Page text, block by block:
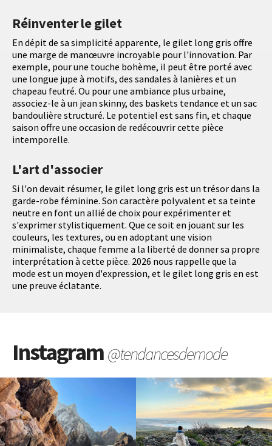
Réinventer le gilet
En dépit de sa simplicité apparente, le gilet long gris offre
une marge de manœuvre incroyable pour l'innovation. Par
exemple, pour une touche bohème, il peut être porté avec
une longue jupe à motifs, des sandales à lanières et un
chapeau feutré. Ou pour une ambiance plus urbaine,
associez-le à un jean skinny, des baskets tendance et un sac
bandoulière structuré. Le potentiel est sans fin, et chaque
saison offre une occasion de redécouvrir cette pièce
intemporelle.
L'art d'associer
Si l'on devait résumer, le gilet long gris est un trésor dans la
garde-robe féminine. Son caractère polyvalent et sa teinte
neutre en font un allié de choix pour expérimenter et
s'exprimer stylistiquement. Que ce soit en jouant sur les
couleurs, les textures, ou en adoptant une vision
minimaliste, chaque femme a la liberté de donner sa propre
interprétation à cette pièce. 2026 nous rappelle que la
mode est un moyen d'expression, et le gilet long gris en est
une preuve éclatante.
Instagram@tendancesdemode